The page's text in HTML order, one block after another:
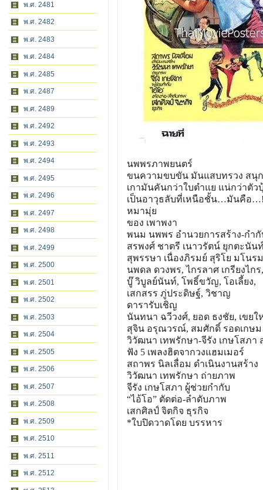
พ.ศ. 2481
พ.ศ. 2482
พ.ศ. 2483
พ.ศ. 2484
พ.ศ. 2485
พ.ศ. 2487
พ.ศ. 2489
พ.ศ. 2492
พ.ศ. 2493
พ.ศ. 2494
พ.ศ. 2495
พ.ศ. 2496
พ.ศ. 2497
พ.ศ. 2498
พ.ศ. 2499
พ.ศ. 2500
พ.ศ. 2501
พ.ศ. 2502
พ.ศ. 2503
พ.ศ. 2504
พ.ศ. 2505
พ.ศ. 2506
พ.ศ. 2507
พ.ศ. 2508
พ.ศ. 2509
พ.ศ. 2510
พ.ศ. 2511
พ.ศ. 2512
นพพรภาพยนตร์
ขนความขบขัน มันแสบทรวง สนุ
เกามันคันกว่าใบตำแย แน่กว่าตัว
เป็นอาวุธลับที่เหนือชั้น…มันคือ
หมามุ่ย
ของ เพาพงา
พนม นพพร อำนวยการสร้าง-กำ
สรพงศ์ ชาตรี เนาวรัตน์ ยุกตะนัน
สุพรรษา เนื่องภิรมย์ สุริโย มโนร
นพดล ดวงพร, ไกรลาศ เกรียงไ
บู๊ วิบูลย์นันท์, โพธิ์ขวัญ, โอเลี้ยง,
เสกสรร ภู่ประดิษฐ์, วิชาญ
ดารารับเชิญ
นันทนา ฉวีวงศ์, ยอด ธงชัย, เขยใ
สุจิน อรุณวรณ์, สมศักดิ์ รอดเกษม
วิวัฒนา เทพรักษา-จีรัง เกษโสภา
ฟัง 5 เพลงฮิตจากวงแฮมเมอร์
สถาพร นิลเลื่อม ดำเนินงานสร้าง
วิวัฒนา เทพรักษา ถ่ายภาพ
จีรัง เกษโสภา ผู้ช่วยกำกับ
“ไอ้โอ” ตัดต่อ-ลำดับภาพ
เสกศิลป์ จิตกิจ ธุรกิจ
*ใบปิดวาดโดย บรรหาร